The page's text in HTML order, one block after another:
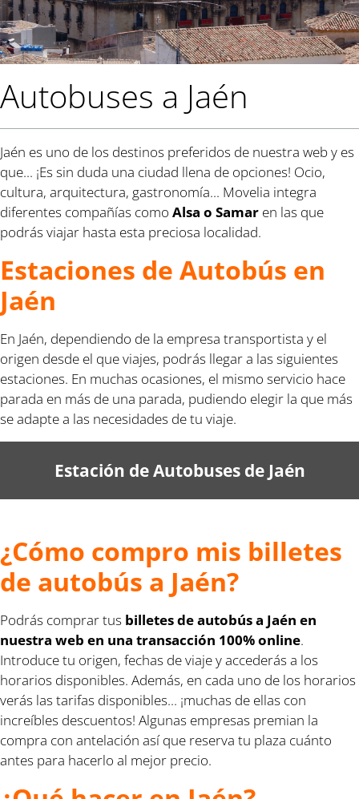
Autobuses a Jaén
Jaén es uno de los destinos preferidos de nuestra web y es
que... ¡Es sin duda una ciudad llena de opciones! Ocio,
cultura, arquitectura, gastronomía... Movelia integra
diferentes compañías como Alsa o Samar en las que
podrás viajar hasta esta preciosa localidad.
Estaciones de Autobús en
Jaén
En Jaén, dependiendo de la empresa transportista y el
origen desde el que viajes, podrás llegar a las siguientes
estaciones. En muchas ocasiones, el mismo servicio hace
parada en más de una parada, pudiendo elegir la que más
se adapte a las necesidades de tu viaje.
Estación de Autobuses de Jaén
¿Cómo compro mis billetes
de autobús a Jaén?
Podrás comprar tus billetes de autobús a Jaén en
nuestra web en una transacción 100% online.
Introduce tu origen, fechas de viaje y accederás a los
horarios disponibles. Además, en cada uno de los horarios
verás las tarifas disponibles... ¡muchas de ellas con
increíbles descuentos! Algunas empresas premian la
compra con antelación así que reserva tu plaza cuánto
antes para hacerlo al mejor precio.